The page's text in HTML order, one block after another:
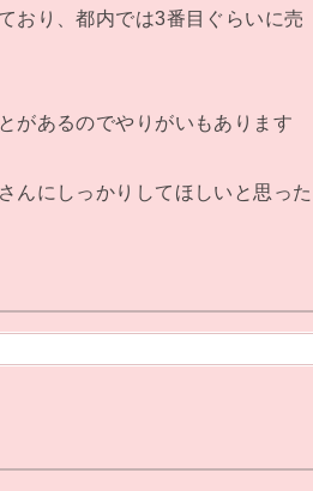
おり、都内では3番目ぐらいに売
があるのでやりがいもあります
んにしっかりしてほしいと思った